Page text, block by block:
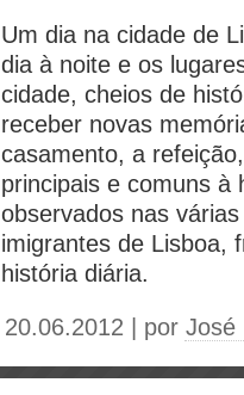
Um dia na cidade de
dia à noite e os
cidade, cheios de
receber novas
casamento, a
principais e comuns à
observados nas
imigrantes de Lisboa,
história diária.
20.06.2012 | por José